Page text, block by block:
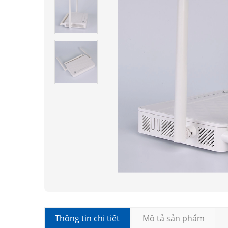
Thông tin chi tiết Mô tả sản phẩm